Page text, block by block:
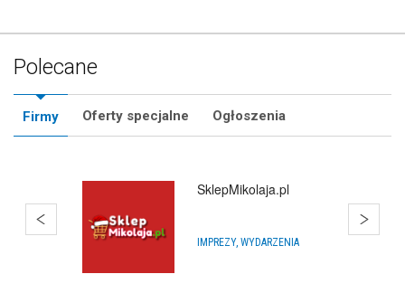
Polecane
Firmy Oferty specjalne Ogłoszenia
SklepMikolaja.pl
IMPREZY, WYDARZENIA